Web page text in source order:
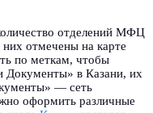
отделений МФЦ
отмечены на карте
по меткам, чтобы
в Казани, их
— сеть
оформить различные